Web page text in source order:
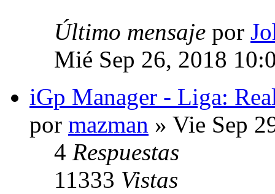
Último mensaje por
Mié Sep 26, 2018
iGp Manager - Liga:
por mazman » Vie Sep
4 Respuestas
11333 Vistas